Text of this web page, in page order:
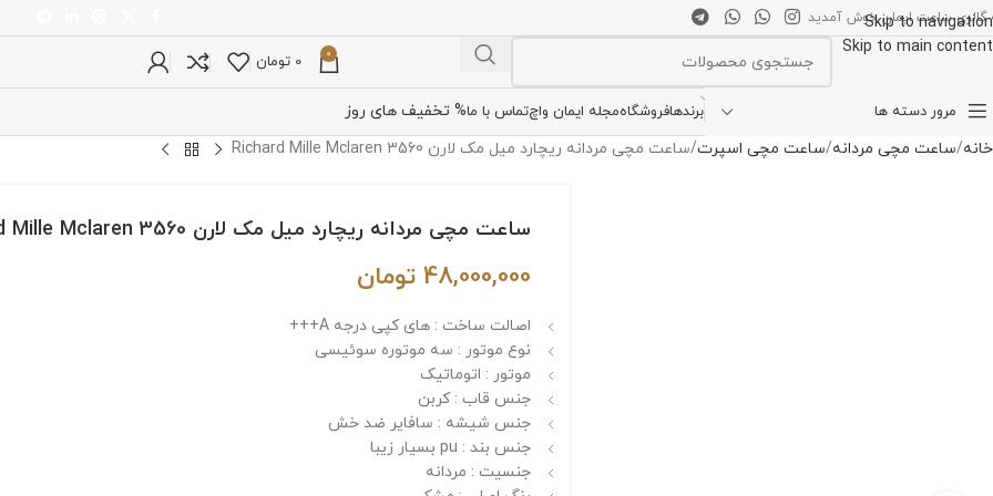
Skip to navigation
Skip to main content
گالری ساعت ایمان خوش آمدید
0
0 تومان
مرور دسته ها برندهافروشگاهمجله ایمان واچتماس با ما% تخفیف های روز
خانه ساعت مچی مردانه ساعت مچی اسپرت ساعت مچی مردانه ریچارد میل مک لارن 3560 Richard Mille Mclaren
ساعت مچی مردانه ریچارد میل مک لارن 3560 Richard Mille Mclaren
48,000,000 تومان
اصالت ساخت : های کپی درجه A+++
نوع موتور : سه موتوره سوئیسی
موتور : اتوماتیک
جنس قاب : کربن
جنس شیشه : سافایر ضد خش
جنس بند : pu بسیار زیبا
جنسیت : مردانه